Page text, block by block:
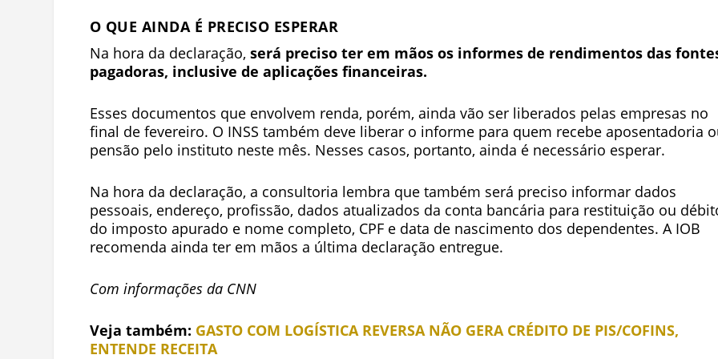
O QUE AINDA É PRECISO ESPERAR
Na hora da declaração, será preciso ter em mãos os informes de rendimentos das
pagadoras, inclusive de aplicações financeiras.
Esses documentos que envolvem renda, porém, ainda vão ser liberados pelas empresas no
final de fevereiro. O INSS também deve liberar o informe para quem recebe aposentadoria
pensão pelo instituto neste mês. Nesses casos, portanto, ainda é necessário esperar.
Na hora da declaração, a consultoria lembra que também será preciso informar dados
pessoais, endereço, profissão, dados atualizados da conta bancária para restituição ou
do imposto apurado e nome completo, CPF e data de nascimento dos dependentes. A IOB
recomenda ainda ter em mãos a última declaração entregue.
Com informações da CNN
Veja também: GASTO COM LOGÍSTICA REVERSA NÃO GERA CRÉDITO DE PIS/COFINS,
ENTENDE RECEITA